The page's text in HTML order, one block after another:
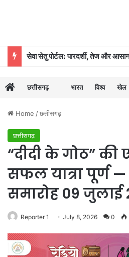
छत्तीसगढ़ भारत विश्व खेल
Home /छत्तीसगढ़
छत्तीसगढ़
“दीदी के गोठ” की
सफल यात्रा पूर्ण —
समारोह 09 जुलाई
Reporter 1 July 8, 2026 0